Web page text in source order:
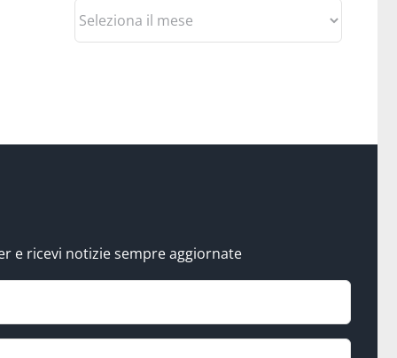
Archivio
e ricevi notizie sempre aggiornate